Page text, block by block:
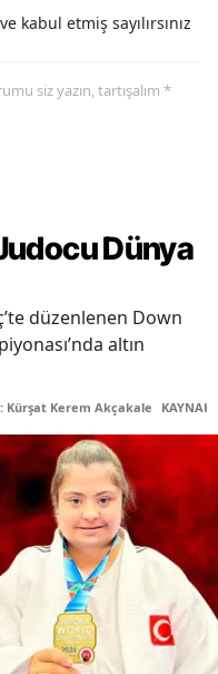
kabul etmiş sayılırsınız
siz yazın, tartışalım *
Dünya
düzenlenen Down
altın
Kürşat Kerem Akçakale